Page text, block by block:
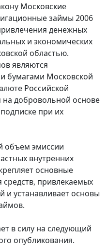
Московские
займы 2006
денежных
и экономических
областью.
являются
бумагами Московской
Российской
добровольной основе
при их
объем эмиссии
внутренних
основные
привлекаемых
устанавливает основы
в силу на следующий
опубликования.